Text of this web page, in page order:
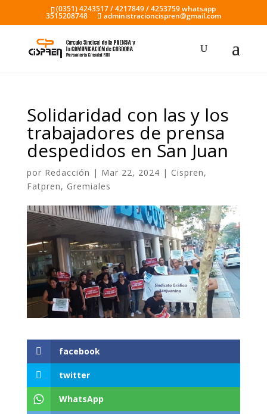
(0351) 4243517 / 4217849 / 4253759 whatsapp
3515208748 administracioncispren@gmail.com
Solidaridad con las y los
trabajadores de prensa
despedidos en San Juan
por Redacción | Mar 22, 2024 | Cispren,
Fatpren, Gremiales
facebook
twitter
WhatsApp